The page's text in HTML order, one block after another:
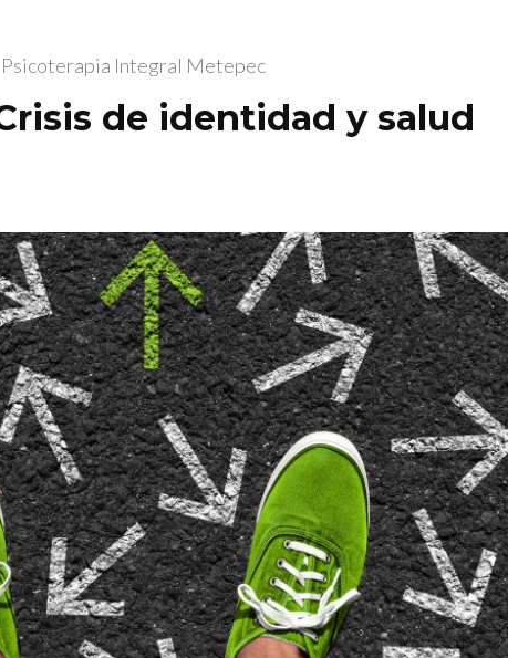
Psicoterapia Integral Metepec
de identidad y salud